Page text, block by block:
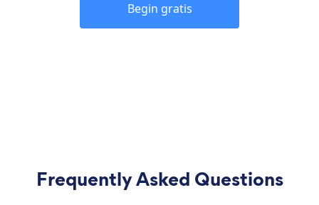
Begin gratis
Frequently Asked Questions